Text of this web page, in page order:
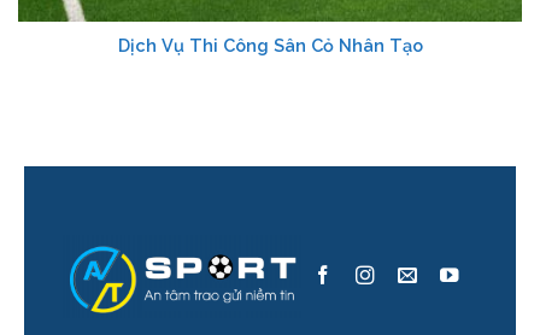
Dịch Vụ Thi Công Sân Cỏ Nhân Tạo